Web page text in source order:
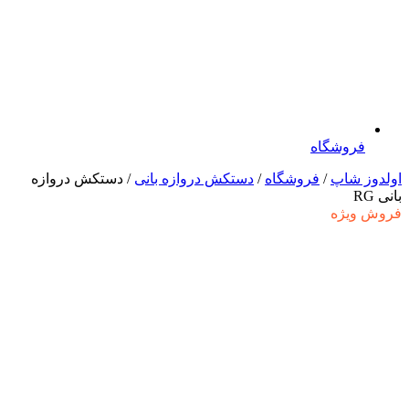
فروشگاه
اولدوز شاپ / فروشگاه / دستکش دروازه بانی / دستکش دروازه
بانی RG
فروش ویژه